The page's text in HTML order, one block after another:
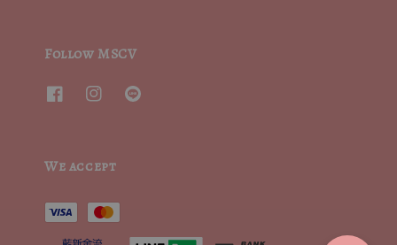
Follow MSCV
We accept